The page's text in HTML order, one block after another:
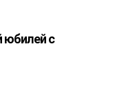
юбилей с